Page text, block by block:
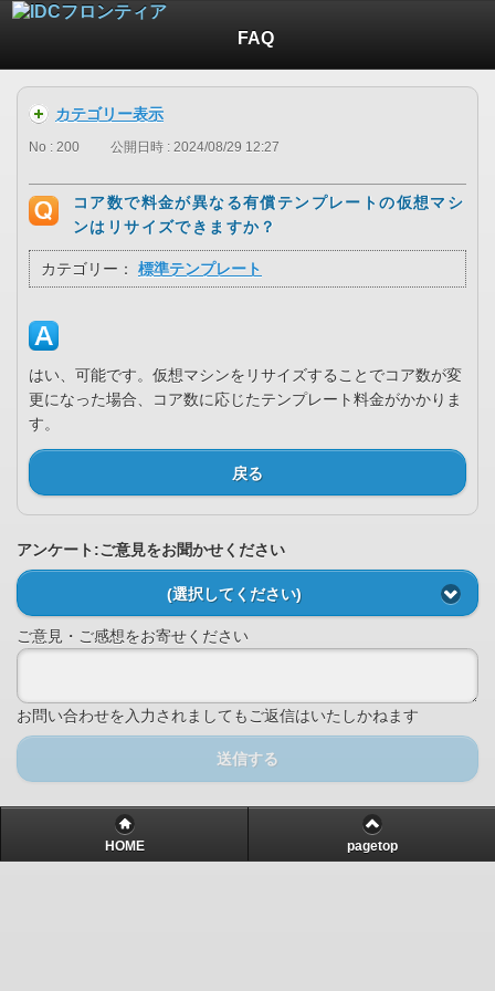
FAQ
カテゴリー表示
No : 200 公開日時 : 2024/08/29 12:27
コア数で料金が異なる有償テンプレートの仮想マシ
ンはリサイズできますか？
カテゴリー： 標準テンプレート
はい、可能です。仮想マシンをリサイズすることでコア数が変
更になった場合、コア数に応じたテンプレート料金がかかりま
す。
戻る
アンケート:ご意見をお聞かせください
(選択してください)
ご意見・ご感想をお寄せください
お問い合わせを入力されましてもご返信はいたしかねます
送信する
HOME pagetop